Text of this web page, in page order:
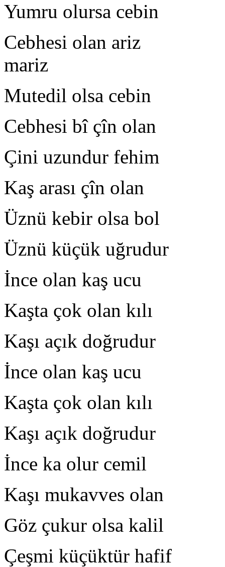
Yumru olursa cebin
Cebhesi olan
mariz
Mutedil olsa cebin
Cebhesi bî çîn olan
Çini uzundur fehim
Kaş arası çîn olan
Üznü kebir olsa bol
Üznü küçük uğrudur
İnce olan kaş
Kaşta çok olan kılı
Kaşı açık doğrudur
İnce olan kaş ucu
Kaşta çok olan kılı
Kaşı açık doğrudur
İnce ka olur cemil
Kaşı mukavves olan
Göz çukur olsa kalil
Çeşmi küçüktür hafif